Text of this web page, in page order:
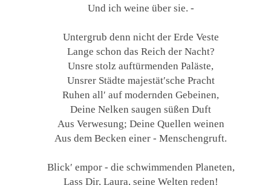
Und ich weine über sie. -
Untergrub denn nicht der Erde Veste
Lange schon das Reich der Nacht?
Unsre stolz auftürmenden Paläste,
Unsrer Städte majestät′sche Pracht
Ruhen all′ auf modernden Gebeinen,
Deine Nelken saugen süßen Duft
Aus Verwesung; Deine Quellen weinen
Aus dem Becken einer - Menschengruft.
Blick′ empor - die schwimmenden Planeten,
Lass Dir, Laura, seine Welten reden!